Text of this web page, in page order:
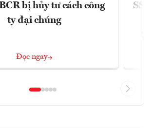
bị hủy tư cách công
ty đại chúng
Đọc ngay
SSI